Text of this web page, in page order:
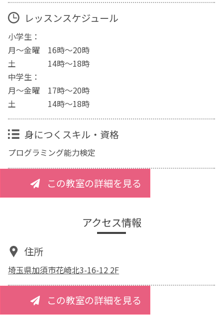
レッスンスケジュール
小学生：
月～金曜 16時～20時
土 14時～18時
中学生：
月～金曜 17時～20時
土 14時～18時
身につくスキル・資格
プログラミング能力検定
この教室の詳細を見る
アクセス情報
住所
埼玉県加須市花崎北3-16-12 2F
この教室の詳細を見る